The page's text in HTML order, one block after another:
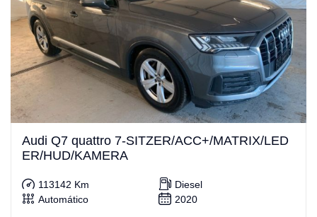
Audi Q7 quattro 7-SITZER/ACC+/MATRIX/LED
ER/HUD/KAMERA
113142 Km
Diesel
Automático
2020